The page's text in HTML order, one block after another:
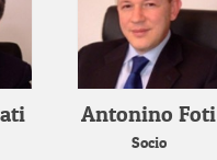
Antonino Foti
Socio